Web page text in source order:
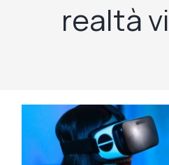
realtà